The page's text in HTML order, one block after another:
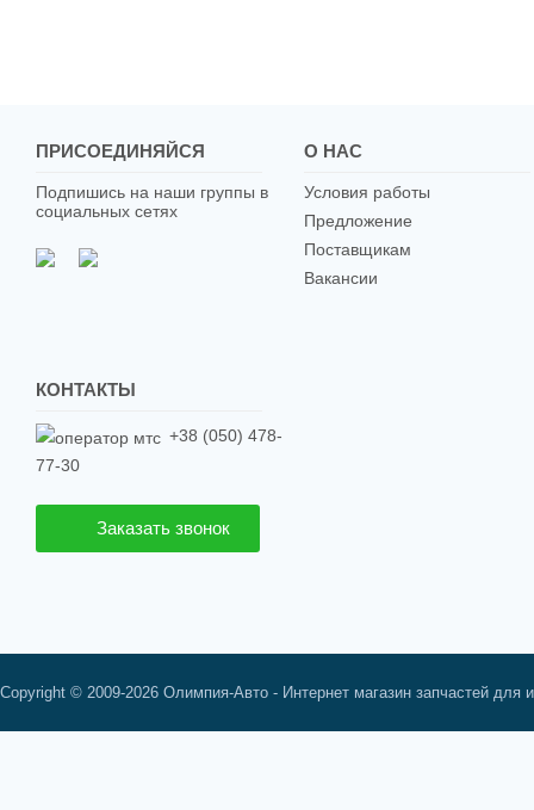
ПРИСОЕДИНЯЙСЯ
Подпишись на наши группы в
социальных сетях
О НАС
Условия работы
Предложение
Поставщикам
Вакансии
КОНТАКТЫ
+38 (050) 478-
77-30
Заказать звонок
Copyright © 2009-2026 Олимпия-Авто - Интернет магазин запчастей для